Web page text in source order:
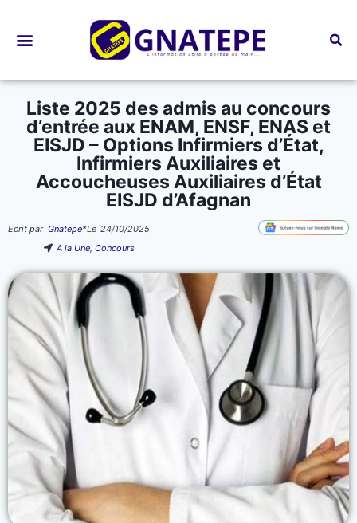
Liste 2025 des admis au concours
d’entrée aux ENAM, ENSF, ENAS et
EISJD – Options Infirmiers d’État,
Infirmiers Auxiliaires et
Accoucheuses Auxiliaires d’État
EISJD d’Afagnan
Ecrit par Gnatepe*Le 24/10/2025
A la Une,Concours